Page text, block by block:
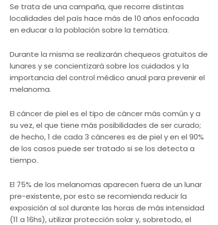
Se trata de una campaña, que recorre distintas
localidades del país hace más de 10 años enfocada
en educar a la población sobre la temática.
Durante la misma se realizarán chequeos gratuitos de
lunares y se concientizará sobre los cuidados y la
importancia del control médico anual para prevenir el
melanoma.
El cáncer de piel es el tipo de cáncer más común y a
su vez, el que tiene más posibilidades de ser curado;
de hecho, 1 de cada 3 cánceres es de piel y en el 90%
de los casos puede ser tratado si se los detecta a
tiempo.
El 75% de los melanomas aparecen fuera de un lunar
pre-existente, por esto se recomienda reducir la
exposición al sol durante las horas de más intensidad
(11 a 16hs), utilizar protección solar y, sobretodo, el